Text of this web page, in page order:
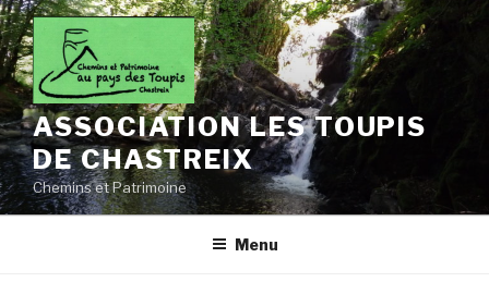
Aller
au
contenu
principal
ASSOCIATION LES TOUPIS
DE CHASTREIX
Chemins et Patrimoine
Menu